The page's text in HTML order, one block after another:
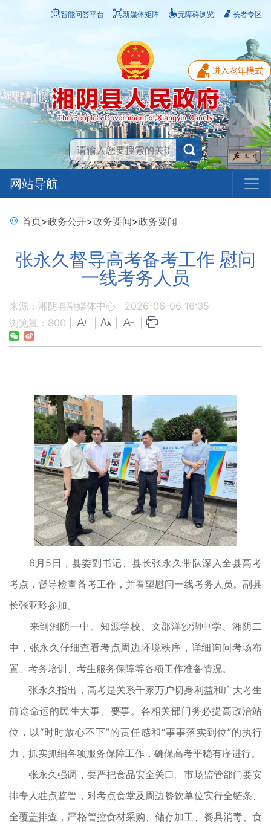
智能问答平台 新媒体矩阵 无障碍浏览 长者专区
网站导航
首页>政务公开>政务要闻>政务要闻
张永久督导高考备考工作 慰问
一线考务人员
来源：湘阴县融媒体中心
2026-06-06 16:35
浏览量： 800
6月5日，县委副书记、县长张永久带队深入全县高考
考点，督导检查备考工作，并看望慰问一线考务人员。副县
长张亚玲参加。
来到湘阴一中、知源学校、文郡洋沙湖中学、湘阴二
中，张永久仔细查看考点周边环境秩序，详细询问考场布
置、考务培训、考生服务保障等各项工作准备情况。
张永久指出，高考是关系千家万户切身利益和广大考生
前途命运的民生大事、要事。各相关部门务必提高政治站
位，以“时时放心不下”的责任感和“事事落实到位”的执行
力，抓实抓细各项服务保障工作，确保高考平稳有序进行。
张永久强调，要严把食品安全关口。市场监管部门要安
排专人驻点监管，对考点食堂及周边餐饮单位实行全链条、
全覆盖排查，严格管控食材采购、储存加工、餐具消毒、食